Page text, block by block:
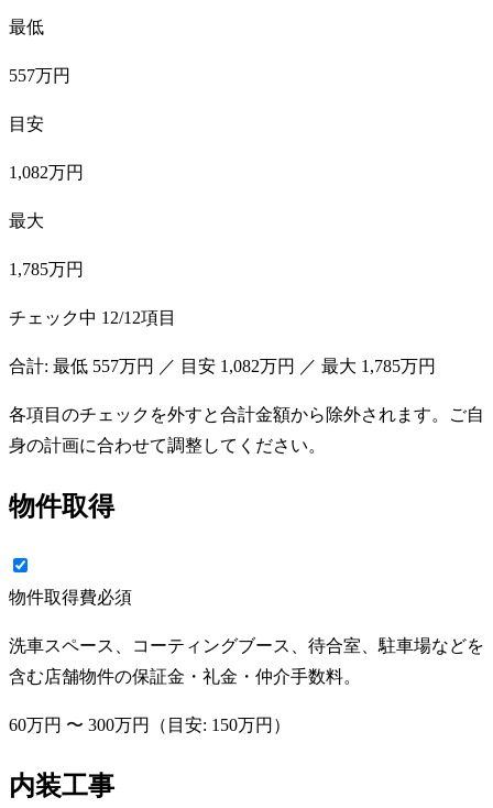
最低
557万円
目安
1,082万円
最大
1,785万円
チェック中 12/12項目
合計: 最低 557万円 ／ 目安 1,082万円 ／ 最大 1,785万円
各項目のチェックを外すと合計金額から除外されます。ご自
身の計画に合わせて調整してください。
物件取得
物件取得費必須
洗車スペース、コーティングブース、待合室、駐車場などを
含む店舗物件の保証金・礼金・仲介手数料。
60万円 〜 300万円 （目安: 150万円 ）
内装工事